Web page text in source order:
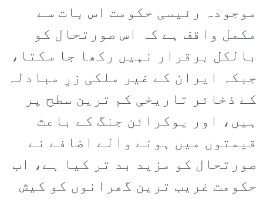
موجودہ رئیسی حکومت اس بات سے
مکمل واقف ہے کہ اس صورتحال کو
بالکل برقرار نہیں رکھا جا سکتا،
جبکہ ایران کے غیر ملکی زرِ مبادلہ
کے ذخائر تاریخی کم ترین سطح پر
ہیں، اور یوکرائن جنگ کے باعث
قیمتوں میں ہونے والے اضافے نے
صورتحال کو مزید بد تر کیا ہے، اب
حکومت غریب ترین گھرانوں کو کیش